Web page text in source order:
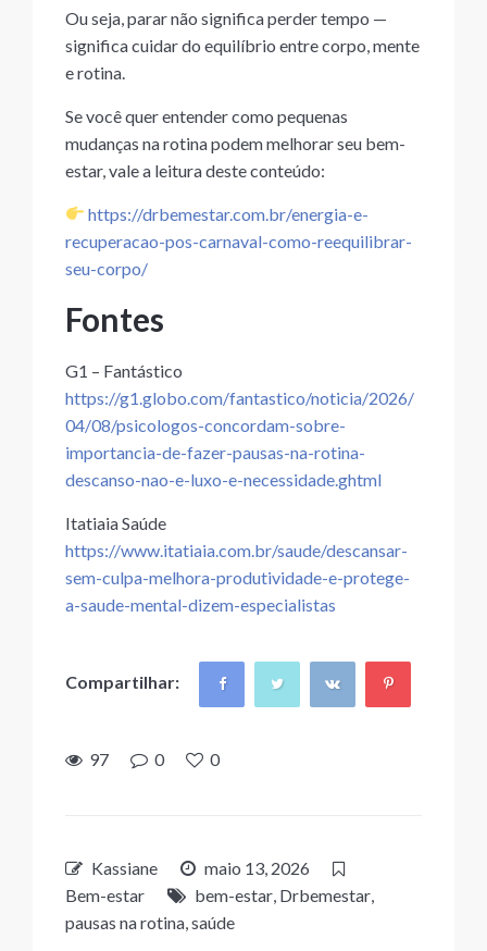
Ou seja, parar não significa perder tempo —
significa cuidar do equilíbrio entre corpo, mente
e rotina.
Se você quer entender como pequenas
mudanças na rotina podem melhorar seu bem-
estar, vale a leitura deste conteúdo:
https://drbemestar.com.br/energia-e-
recuperacao-pos-carnaval-como-reequilibrar-
seu-corpo/
Fontes
G1 – Fantástico
https://g1.globo.com/fantastico/noticia/2026/
04/08/psicologos-concordam-sobre-
importancia-de-fazer-pausas-na-rotina-
descanso-nao-e-luxo-e-necessidade.ghtml
Itatiaia Saúde
https://www.itatiaia.com.br/saude/descansar-
sem-culpa-melhora-produtividade-e-protege-
a-saude-mental-dizem-especialistas
Compartilhar:
97 0 0
Kassiane
maio 13, 2026
Bem-estar
bem-estar, Drbemestar,
pausas na rotina,saúde